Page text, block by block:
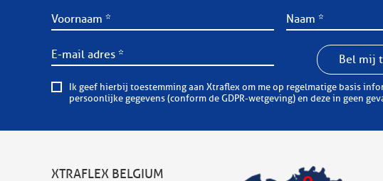
Bel mij
Ik geef hierbij toestemming aan Xtraflex om me op regelmatige basis informatieve of commerciële mails te
persoonlijke gegevens (conform de GDPR-wetgeving) en deze in geen
XTRAFLEX BELGIUM